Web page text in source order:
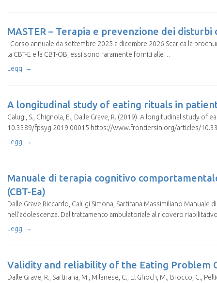
MASTER – Terapia e prevenzione dei
Corso annuale da settembre 2025 a dicembre 2026 Scarica la
la CBT-E e la CBT-OB, essi sono raramente forniti alle…
Leggi →
A longitudinal study of eating rituals in
Calugi, S., Chignola, E., Dalle Grave, R. (2019). A longitudinal study
10.3389/fpsyg.2019.00015 https://www.frontiersin.org/articles/
Leggi →
Manuale di terapia cognitivo
(CBT-Ea)
Dalle Grave Riccardo, Calugi Simona, Sartirana Massimiliano
nell’adolescenza. Dal trattamento ambulatoriale al ricovero
Leggi →
Validity and reliability of the Eating Problem
Dalle Grave, R., Sartirana, M., Milanese, C., El Ghoch, M., Brocco, C.,